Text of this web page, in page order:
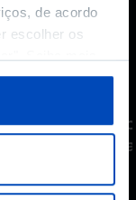
de acordo
escolher os
ou da
ou